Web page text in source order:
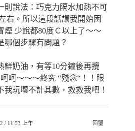
則說法：巧克力隔水加熱不可
右。所以這段話讓我開始困
煙 少說都80度Ｃ以上了～～
哪個步驟有問題？
鮮奶油，有等10分鐘後再攪
呵～～～終究 “殘念“！！眼
我玩壞不計其數，救救我吧！
/ 11:53 上午 回覆